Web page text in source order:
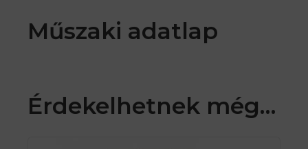
Műszaki adatlap
Érdekelhetnek még…